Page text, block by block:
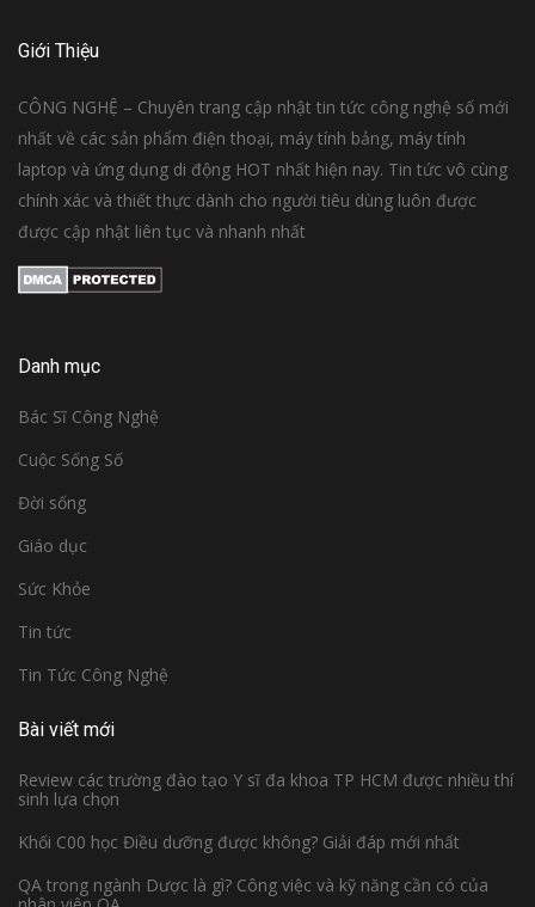
Giới Thiệu
CÔNG NGHỆ – Chuyên trang cập nhật tin tức công nghệ số mới
nhất về các sản phẩm điện thoại, máy tính bảng, máy tính
laptop và ứng dụng di động HOT nhất hiện nay. Tin tức vô cùng
chính xác và thiết thực dành cho người tiêu dùng luôn được
được cập nhật liên tục và nhanh nhất
Danh mục
Bác Sĩ Công Nghệ
Cuộc Sống Số
Đời sống
Giáo dục
Sức Khỏe
Tin tức
Tin Tức Công Nghệ
Bài viết mới
Review các trường đào tạo Y sĩ đa khoa TP HCM được nhiều thí
sinh lựa chọn
Khối C00 học Điều dưỡng được không? Giải đáp mới nhất
QA trong ngành Dược là gì? Công việc và kỹ năng cần có của